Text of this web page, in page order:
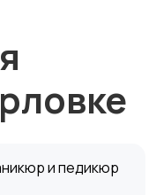
и педикюр